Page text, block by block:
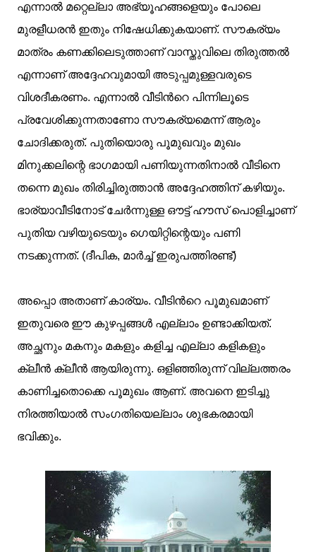
എന്നാല്‍ മറ്റെല്ലാ അഭ്യൂഹങ്ങളെയും പോലെ
മുരളീധരന്‍ ഇതും നിഷേധിക്കുകയാണ്. സൗകര്യം
മാത്രം കണക്കിലെടുത്താണ് വാസ്തുവിലെ തിരുത്തല്‍
എന്നാണ് അദ്ദേഹവുമായി അടുപ്പമുള്ളവരുടെ
വിശദീകരണം. എന്നാല്‍ വീടിന്‍റെ പിന്നിലൂടെ
പ്രവേശിക്കുന്നതാണോ സൗകര്യമെന്ന് ആരും
ചോദിക്കരുത്. പുതിയൊരു പൂമുഖവും മുഖം
മിനുക്കലിന്റെ ഭാഗമായി പണിയുന്നതിനാല്‍ വീടിനെ
തന്നെ മുഖം തിരിച്ചിരുത്താന്‍ അദ്ദേഹത്തിന് കഴിയും.
ഭാര്യാവീടിനോട് ചേര്‍ന്നുള്ള ഔട്ട്‌ ഹൗസ് പൊളിച്ചാണ്
പുതിയ വഴിയുടെയും ഗെയിറ്റിന്റെയും പണി
നടക്കുന്നത്. (ദീപിക, മാര്‍ച്ച്‌ ഇരുപത്തിരണ്ട്)
അപ്പൊ അതാണ്‌ കാര്യം. വീടിന്‍റെ പൂമുഖമാണ്
ഇതുവരെ ഈ കുഴപ്പങ്ങള്‍ എല്ലാം ഉണ്ടാക്കിയത്.
അച്ഛനും മകനും മകളും കളിച്ച എല്ലാ കളികളും
ക്ലീന്‍ ക്ലീന്‍ ആയിരുന്നു. ഒളിഞ്ഞിരുന്ന് വില്ലത്തരം
കാണിച്ചതൊക്കെ പൂമുഖം ആണ്. അവനെ ഇടിച്ചു
നിരത്തിയാല്‍ സംഗതിയെല്ലാം ശുഭകരമായി
ഭവിക്കും.